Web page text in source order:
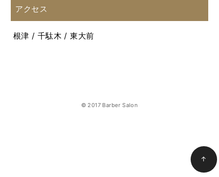
アクセス
根津 / 千駄木 / 東大前
© 2017 Barber Salon
↑